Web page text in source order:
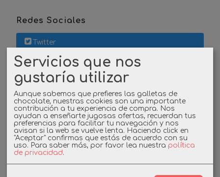
Redes Sociales
Twitter
Linkedin
Instagram
Facebook
Cupones
Servicios que nos
gustaría utilizar
Aunque sabemos que prefieres las galletas de
chocolate, nuestras cookies son una importante
contribución a tu experiencia de compra. Nos
ayudan a enseñarte jugosas ofertas, recuerdan tus
preferencias para facilitar tu navegación y nos
avisan si la web se vuelve lenta. Haciendo click en
"Aceptar" confirmas que estás de acuerdo con su
uso. Para saber más, por favor lea nuestra política
de privacidad.